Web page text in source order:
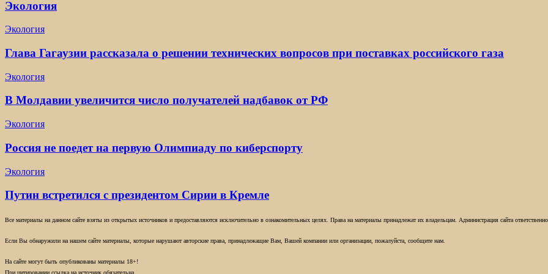
Экология
Экология
Глава Гагаузии рассказала о решении технических вопросов при поставках российского газа
Экология
В Молдавии увеличится число получателей надбавок от РФ
Экология
Россия не поедет на первую Олимпиаду по киберспорту
Экология
Путин встретился с президентом Сирии в Кремле
Все материалы на данном сайте взяты из открытых источников и предоставляются исключительно в ознакомительных целях. Права на материалы принадлежат их владельцам. Администрация сайта
Если Вы обнаружили на нашем сайте материалы, которые нарушают авторские права, принадлежащие Вам, Вашей компании или организации, пожалуйста, сообщите нам.
На сайте могут быть опубликованы материалы 18+!
При цитировании ссылка на источник обязательна.